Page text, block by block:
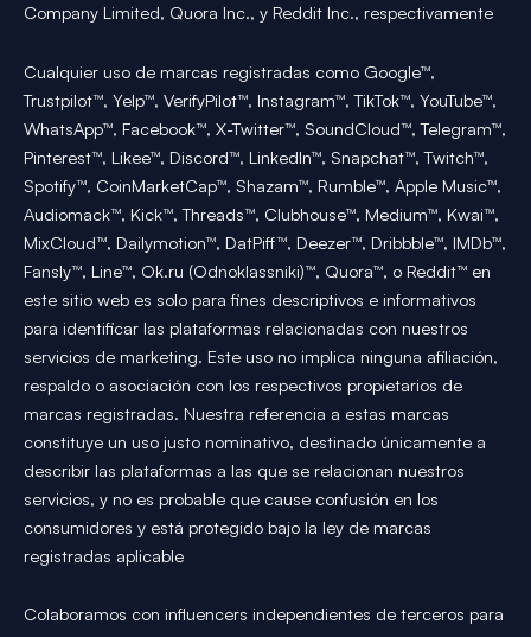
Company Limited, Quora Inc., y Reddit Inc., respectivamente
Cualquier uso de marcas registradas como Google™,
Trustpilot™, Yelp™, VerifyPilot™, Instagram™, TikTok™, YouTube™,
WhatsApp™, Facebook™, X-Twitter™, SoundCloud™, Telegram™,
Pinterest™, Likee™, Discord™, LinkedIn™, Snapchat™, Twitch™,
Spotify™, CoinMarketCap™, Shazam™, Rumble™, Apple Music™,
Audiomack™, Kick™, Threads™, Clubhouse™, Medium™, Kwai™,
MixCloud™, Dailymotion™, DatPiff™, Deezer™, Dribbble™, IMDb™,
Fansly™, Line™, Ok.ru (Odnoklassniki)™, Quora™, o Reddit™ en
este sitio web es solo para fines descriptivos e informativos
para identificar las plataformas relacionadas con nuestros
servicios de marketing. Este uso no implica ninguna afiliación,
respaldo o asociación con los respectivos propietarios de
marcas registradas. Nuestra referencia a estas marcas
constituye un uso justo nominativo, destinado únicamente a
describir las plataformas a las que se relacionan nuestros
servicios, y no es probable que cause confusión en los
consumidores y está protegido bajo la ley de marcas
registradas aplicable
Colaboramos con influencers independientes de terceros para